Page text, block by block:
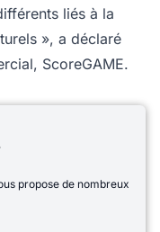
liés à la
», a déclaré
ScoreGAME.
propose de nombreux